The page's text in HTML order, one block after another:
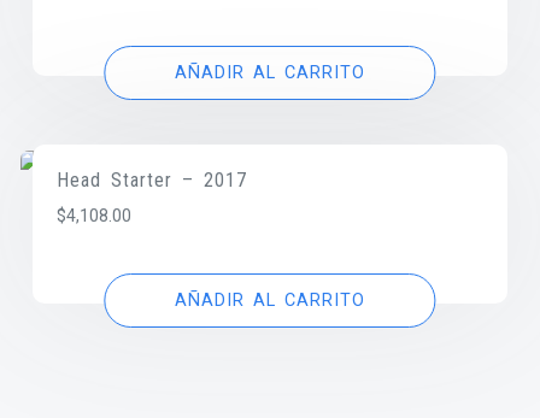
AÑADIR AL CARRITO
Head Starter – 2017
$4,108.00
AÑADIR AL CARRITO